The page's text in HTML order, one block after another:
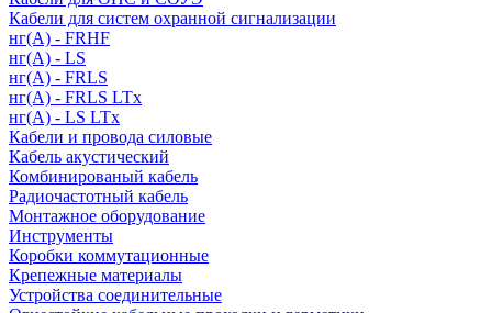
Кабели для систем охранной сигнализации
нг(A) - FRHF
нг(A) - LS
нг(А) - FRLS
нг(А) - FRLS LTx
нг(А) - LS LTx
Кабели и провода силовые
Кабель акустический
Комбинированый кабель
Радиочастотный кабель
Монтажное оборудование
Инструменты
Коробки коммутационные
Крепежные материалы
Устройства соединительные